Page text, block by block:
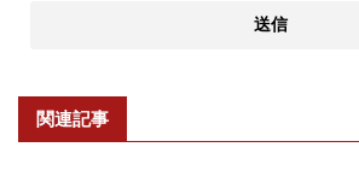
関連記事